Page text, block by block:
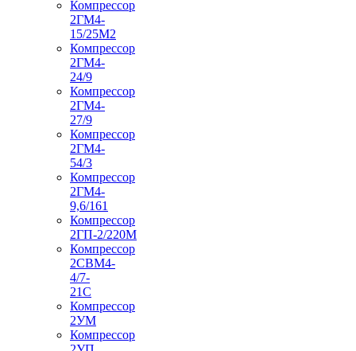
Компрессор
2ГМ4-
15/25М2
Компрессор
2ГМ4-
24/9
Компрессор
2ГМ4-
27/9
Компрессор
2ГМ4-
54/3
Компрессор
2ГМ4-
9,6/161
Компрессор
2ГП-2/220М
Компрессор
2СВМ4-
4/7-
21С
Компрессор
2УМ
Компрессор